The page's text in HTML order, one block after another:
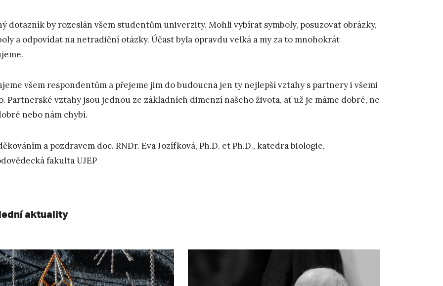
dotazník by rozeslán všem studentům univerzity. Mohli vybírat symboly, posuzovat obrázky,
a odpovídat na netradiční otázky. Účast byla opravdu velká a my za to mnohokrát
všem respondentům a přejeme jim do budoucna jen ty nejlepší vztahy s partnery i všemi
Partnerské vztahy jsou jednou ze základních dimenzí našeho života, ať už je máme dobré, ne
nebo nám chybí.
a pozdravem doc. RNDr. Eva Jozífková, Ph.D. et Ph.D., katedra biologie,
fakulta UJEP
aktuality